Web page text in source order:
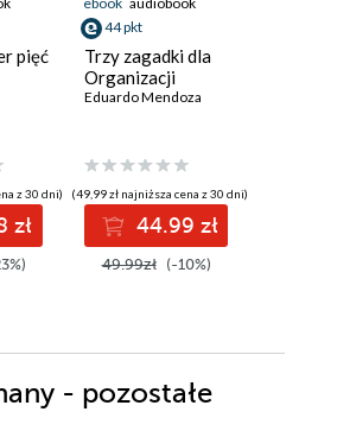
pięć
z 30 dni)
zł
44 pkt
Trzy zagadki dla
Organizacji
Eduardo Mendoza
(49,99 zł najniższa cena z 30 dni)
44.99 zł
49.99zł (-10%)
- pozostałe